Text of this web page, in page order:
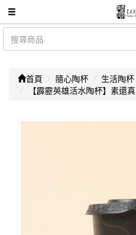
首頁 隨心陶杯
生活陶杯
【霹靂英雄活水陶杯】素還